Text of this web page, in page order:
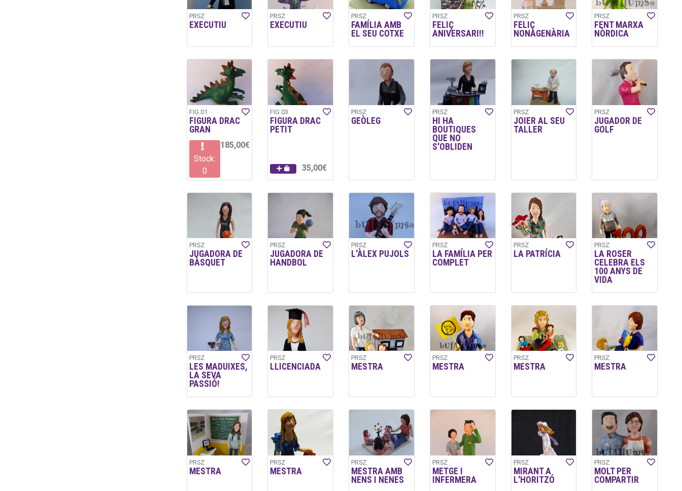
PRSZ
EXECUTIU
PRSZ
EXECUTIU
PRSZ
FAMÍLIA AMB
EL SEU COTXE
PRSZ
FELIÇ
ANIVERSARI!!
PRSZ
FELIÇ
NONAGENÀRIA
PRSZ
FENT MARXA
NÒRDICA
FIG.01
FIGURA DRAC
GRAN
Stock:
0
185,00€
FIG.03
FIGURA DRAC
PETIT
35,00€
PRSZ
GEÒLEG
PRSZ
HI HA
BOUTIQUES
QUE NO
S'OBLIDEN
PRSZ
JOIER AL SEU
TALLER
PRSZ
JUGADOR DE
GOLF
PRSZ
JUGADORA DE
BÀSQUET
PRSZ
JUGADORA DE
HANDBOL
PRSZ
L'ÀLEX PUJOLS
PRSZ
LA FAMÍLIA PER
COMPLET
PRSZ
LA PATRÍCIA
PRSZ
LA ROSER
CELEBRA ELS
100 ANYS DE
VIDA
PRSZ
LES MADUIXES,
LA SEVA
PASSIÓ!
PRSZ
LLICENCIADA
PRSZ
MESTRA
PRSZ
MESTRA
PRSZ
MESTRA
PRSZ
MESTRA
PRSZ
MESTRA
PRSZ
MESTRA
PRSZ
MESTRA AMB
NENS I NENES
PRSZ
METGE I
INFERMERA
PRSZ
MIRANT A
L'HORITZÓ
PRSZ
MOLT PER
COMPARTIR